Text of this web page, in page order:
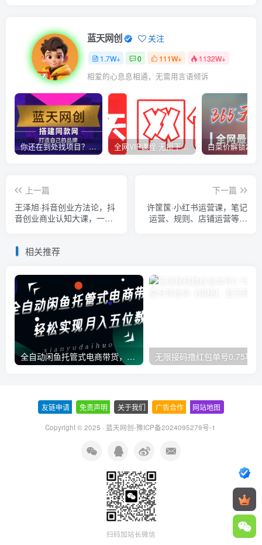
蓝天网创 关注
1.7W+ 0 111W+ 1132W+
相爱的心息息相通，无需用言语倾诉
你还在到处找项目？还在当韭菜？我靠卖项目一个月收入5万+，曾经我也是个失败者。 全网VIP课程 无损下载~
上一篇
王泽旭·抖音创业方法论，​抖
音创业商业认知大课，一站
下一篇
许筐筺·小红书运营课，​笔记
运营、规则、店铺运营等模
相关推荐
全自动闲鱼托管式电商带货，一部手机和一个闲鱼号就可以开干，轻松实现月入五位数
友链申请 免责声明 关于我们 广告合作 网站地图
Copyright © 2025 · 蓝天网创-豫ICP备2024095279号-1
扫码加站长微信